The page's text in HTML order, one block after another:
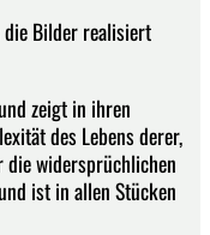
die Bilder realisiert
zeigt in ihren
des Lebens derer,
die widersprüchlichen
ist in allen Stücken